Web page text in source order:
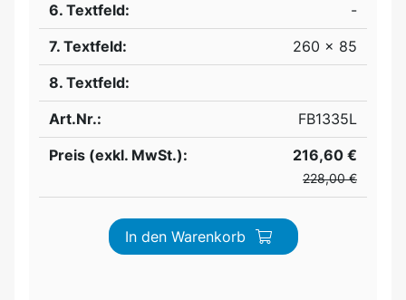
6. Textfeld:
-
7. Textfeld:
260 x 85
8. Textfeld:
Art.Nr.:
FB1335L
Preis (exkl. MwSt.):
216,60 €
228,00 €
In den Warenkorb